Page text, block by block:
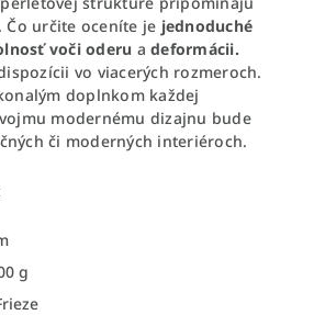
Čo určite oceníte je jednoduché
voči oderu a deformácii.
vo viacerých rozmeroch.
doplnkom každej
modernému dizajnu bude
či moderných interiéroch.
g